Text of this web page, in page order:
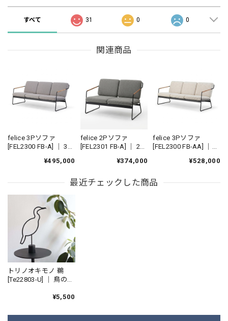
すべて 31 0 0
関連商品
felice 3Pソファ
[FEL2300 FB-A] ｜ 3人
ングソファ アイアン
¥495,000
felice 2Pソファ
[FEL2301 FB-A] ｜ 2人
ングソファ アイアン
¥374,000
felice 3Pソファ
[FEL2300 FB-AA] ｜
ファ カバーリングソ
国産家具
¥528,000
最近チェックした商品
トリノオキモノ 鵜
[Te22803-U] ｜ 鳥のオ
ンテリア アイアン 国
¥5,500